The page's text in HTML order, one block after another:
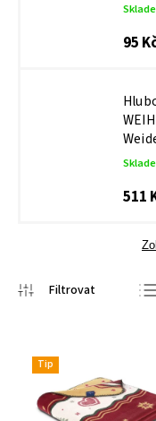
95
511
Tip